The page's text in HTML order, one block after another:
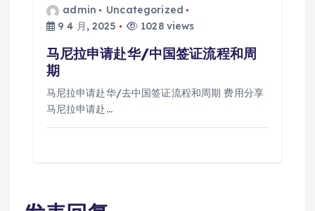
admin
Uncategorized
9 4 月, 2025
1028 views
马尼拉申请赴华/中国签证流程和周
期
马尼拉申请赴华/去中国签证流程和周期 费用分享
马尼拉申请赴…